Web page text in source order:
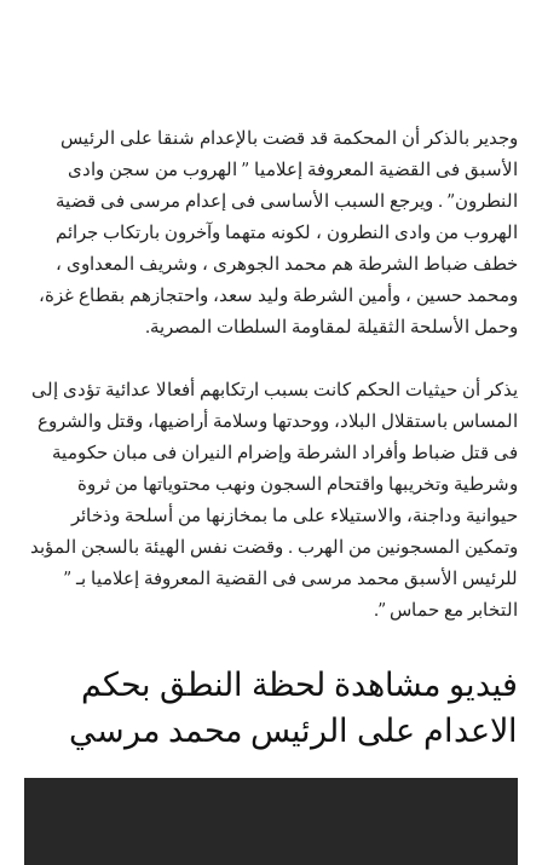
وجدير بالذكر أن المحكمة قد قضت بالإعدام شنقا على الرئيس
الأسبق فى القضية المعروفة إعلاميا ” الهروب من سجن وادى
النطرون” . ويرجع السبب الأساسى فى إعدام مرسى فى قضية
الهروب من وادى النطرون ، لكونه متهما وآخرون بارتكاب جرائم
خطف ضباط الشرطة هم محمد الجوهرى ، وشريف المعداوى ،
ومحمد حسين ، وأمين الشرطة وليد سعد، واحتجازهم بقطاع غزة،
وحمل الأسلحة الثقيلة لمقاومة السلطات المصرية.
يذكر أن حيثيات الحكم كانت بسبب ارتكابهم أفعالا عدائية تؤدى إلى
المساس باستقلال البلاد، ووحدتها وسلامة أراضيها، وقتل والشروع
فى قتل ضباط وأفراد الشرطة وإضرام النيران فى مبان حكومية
وشرطية وتخريبها واقتحام السجون ونهب محتوياتها من ثروة
حيوانية وداجنة، والاستيلاء على ما بمخازنها من أسلحة وذخائر
وتمكين المسجونين من الهرب . وقضت نفس الهيئة بالسجن المؤبد
للرئيس الأسبق محمد مرسى فى القضية المعروفة إعلاميا بـ ”
التخابر مع حماس ”.
فيديو مشاهدة لحظة النطق بحكم
الاعدام على الرئيس محمد مرسي